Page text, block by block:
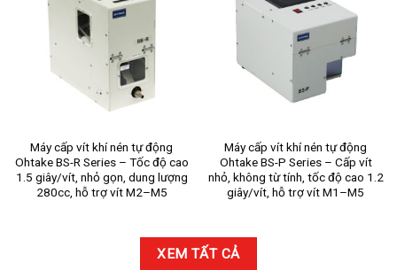
Máy cấp vít khí nén tự động
Ohtake BS-R Series – Tốc độ cao
1.5 giây/vít, nhỏ gọn, dung lượng
280cc, hỗ trợ vít M2–M5
Máy cấp vít khí nén tự động
Ohtake BS-P Series – Cấp vít
nhỏ, không từ tính, tốc độ cao 1.2
giây/vít, hỗ trợ vít M1–M5
XEM TẤT CẢ